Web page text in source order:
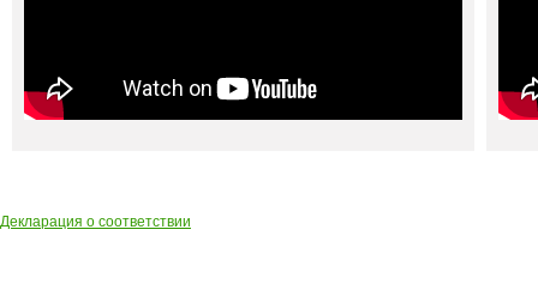
Декларация о соответствии